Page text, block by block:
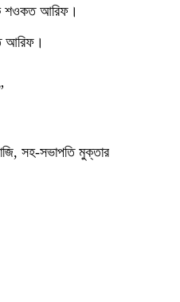
শওকত আরিফ।
আরিফ।
সহ-সভাপতি মুক্তার